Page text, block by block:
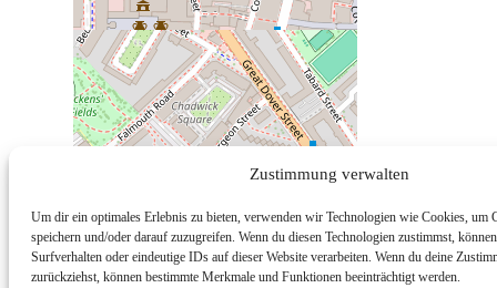
Zustimmung verwalten
Um dir ein optimales Erlebnis zu bieten, verwenden wir Technologien wie Cookies, um
speichern und/oder darauf zuzugreifen. Wenn du diesen Technologien zustimmst,
Surfverhalten oder eindeutige IDs auf dieser Website verarbeiten. Wenn du deine
zurückziehst, können bestimmte Merkmale und Funktionen beeinträchtigt werden.